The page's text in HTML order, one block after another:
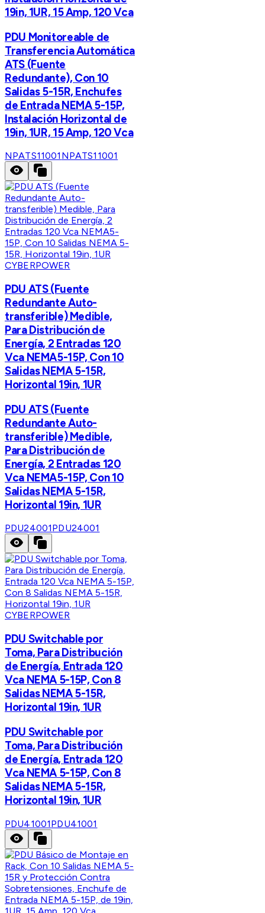
19in, 1UR, 15 Amp, 120 Vca
PDU Monitoreable de
Transferencia Automática
ATS (Fuente
Redundante), Con 10
Salidas 5-15R, Enchufes
de Entrada NEMA 5-15P,
Instalación Horizontal de
19in, 1UR, 15 Amp, 120 Vca
NPATS11001 NPATS11001
CYBERPOWER
PDU ATS (Fuente
Redundante Auto-
transferible) Medible,
Para Distribución de
Energía, 2 Entradas 120
Vca NEMA5-15P, Con 10
Salidas NEMA 5-15R,
Horizontal 19in, 1UR
PDU ATS (Fuente
Redundante Auto-
transferible) Medible,
Para Distribución de
Energía, 2 Entradas 120
Vca NEMA5-15P, Con 10
Salidas NEMA 5-15R,
Horizontal 19in, 1UR
PDU24001PDU24001
CYBERPOWER
PDU Switchable por
Toma, Para Distribución
de Energía, Entrada 120
Vca NEMA 5-15P, Con 8
Salidas NEMA 5-15R,
Horizontal 19in, 1UR
PDU Switchable por
Toma, Para Distribución
de Energía, Entrada 120
Vca NEMA 5-15P, Con 8
Salidas NEMA 5-15R,
Horizontal 19in, 1UR
PDU41001PDU41001